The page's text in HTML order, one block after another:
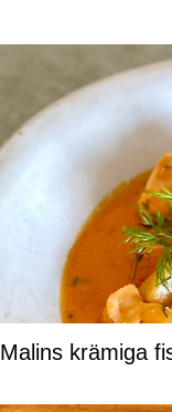
Malins krämiga